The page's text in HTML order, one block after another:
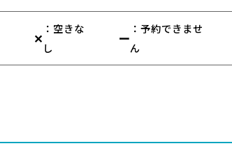
✕
：空きな
し
ー
：予約できませ
ん